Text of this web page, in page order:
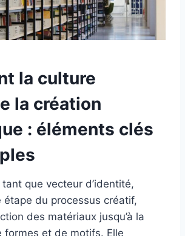
la culture
la création
: éléments clés
que vecteur d’identité,
étape du processus créatif,
des matériaux jusqu’à la
formes et de motifs. Elle